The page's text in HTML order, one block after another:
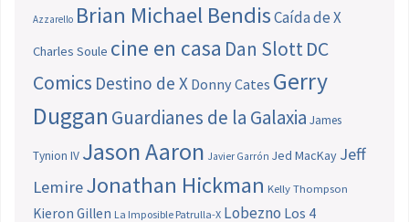
Azzarello Brian Michael BendisCaída de X
Charles Soule cine en casa Dan SlottDC
Comics Destino de X Donny Cates Gerry
Duggan Guardianes de la Galaxia James
Tynion IV Jason Aaron Javier Garrón Jed MacKay Jeff
LemireJonathan Hickman Kelly Thompson
Kieron Gillen La Imposible Patrulla-X Lobezno Los 4